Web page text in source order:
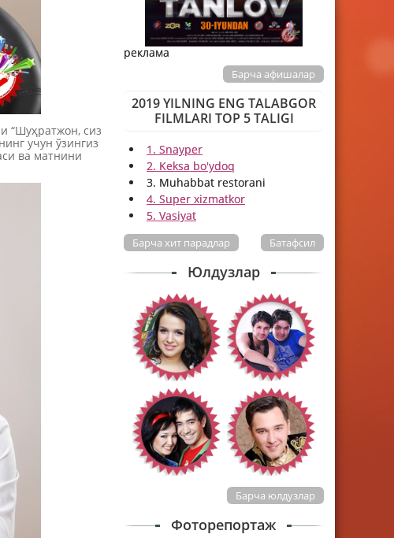
“Шуҳратжон, сиз
учун ўзингиз
ва матнини
реклама
Барча афишалар
2019 YILNING ENG TALABGOR
FILMLARI TOP 5 TALIGI
1. Snayper
2. Keksa bo'ydoq
3. Muhabbat restorani
4. Super xizmatkor
5. Vasiyat
Батафсил
Барча хит парадлар
Юлдузлар
Барча юлдузлар
Фоторепортаж